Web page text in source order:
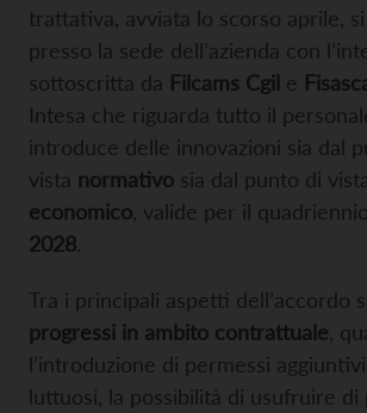
trattativa, avviata lo scorso aprile,
presso la sede dell’azienda con
sottoscritta da Filcams Cgil e
Intesa che riguarda tutto il
introduce delle innovazioni sia dal
vista normativo sia dal punto di vista
economico , valide per il quadriennio
2028.
Tra i principali aspetti dell’accordo
progressi in ambito contrattuale ,
l’introduzione di permessi
luttuosi, la possibilità di usufruire di